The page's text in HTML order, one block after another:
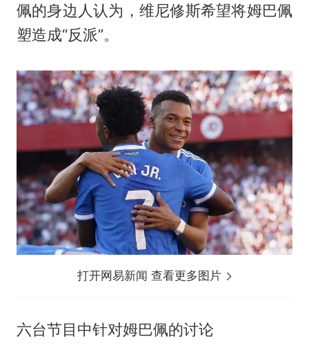
佩的身边人认为，维尼修斯希望将姆巴佩
塑造成“反派”。
打开网易新闻 查看更多图片
六台节目中针对姆巴佩的讨论